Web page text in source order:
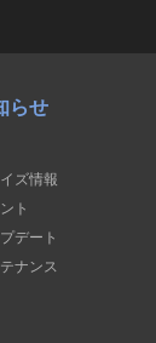
らせ
ズ情報
ト
デート
ナンス